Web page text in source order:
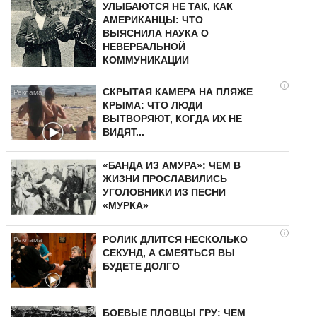
УЛЫБАЮТСЯ НЕ ТАК, КАК
АМЕРИКАНЦЫ: ЧТО
ВЫЯСНИЛА НАУКА О
НЕВЕРБАЛЬНОЙ
КОММУНИКАЦИИ
i
СКРЫТАЯ КАМЕРА НА ПЛЯЖЕ
КРЫМА: ЧТО ЛЮДИ
ВЫТВОРЯЮТ, КОГДА ИХ НЕ
ВИДЯТ...
«БАНДА ИЗ АМУРА»: ЧЕМ В
ЖИЗНИ ПРОСЛАВИЛИСЬ
УГОЛОВНИКИ ИЗ ПЕСНИ
«МУРКА»
i
РОЛИК ДЛИТСЯ НЕСКОЛЬКО
СЕКУНД, А СМЕЯТЬСЯ ВЫ
БУДЕТЕ ДОЛГО
БОЕВЫЕ ПЛОВЦЫ ГРУ: ЧЕМ